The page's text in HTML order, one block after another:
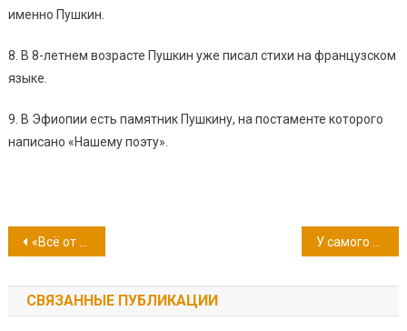
именно Пушкин.
8. В 8-летнем возрасте Пушкин уже писал стихи на французском
языке.
9. В Эфиопии есть памятник Пушкину, на постаменте которого
написано «Нашему поэту».
Навигация
по
записям
«Всё от старой сосны у забора и от озера до пруда — окружающая среда!»
СВЯЗАННЫЕ ПУБЛИКАЦИИ